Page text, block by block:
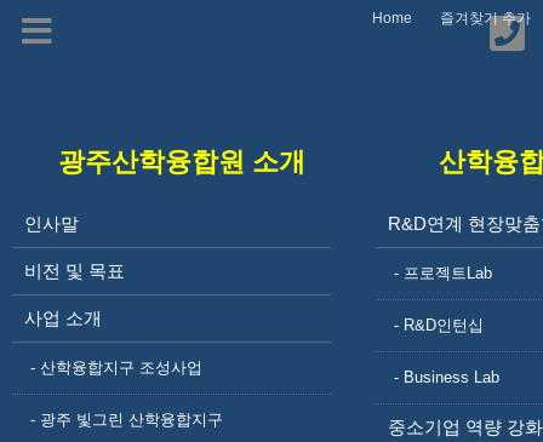
Home 즐겨찾기 추가
광주산학융합원 소개
인사말
비전 및 목표
사업 소개
- 산학융합지구 조성사업
- 광주 빛그린 산학융합지구
산학융
R&D연계 현장맞
- 프로젝트Lab
- R&D인턴십
- Business Lab
중소기업 역량 강화
산학협력 네트워크 구
축 및 운영